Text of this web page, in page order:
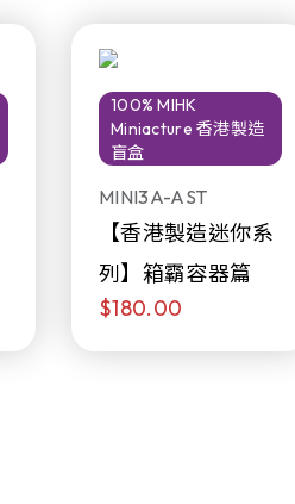
100% MIHK
Miniacture 香港製造
盲盒
MINI3A-AST
【香港製造迷你系
列】箱霸容器篇
$180.00